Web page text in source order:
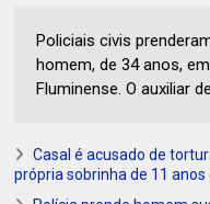
Policiais civis
homem, de 34 anos,
Fluminense. O auxiliar
Casal é acusado de
própria sobrinha de 11 anos